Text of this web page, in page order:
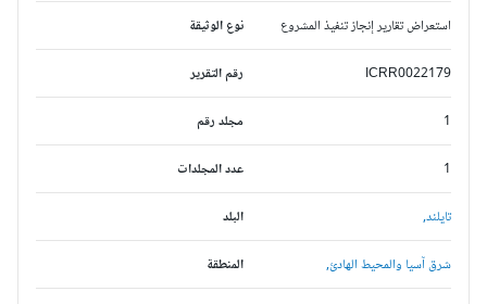
نوع الوثيقة استعراض تقارير إنجاز تنفيذ المشروع
رقم التقرير ICRR0022179
مجلد رقم
عدد المجلدات
البلد تايلند,
المنطقة شرق آسيا والمحيط الهادئ,